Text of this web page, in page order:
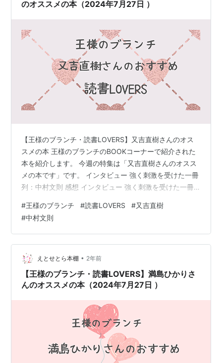
のオススメの本（2024年7月27日 ）
【王様のブランチ・読書LOVERS】又吉直樹さんのオス
スメの本 王様のブランチのBOOKコーナーで紹介された
本を紹介します。 今週の特集は「又吉直樹さんのオスス
メの本です」です。 インタビュー 強く刺激を受けた一冊
列：中村文則 感想 インタビュー 強く刺激を受けた一冊
ん： 気が付いたらすごい長い列に並んでいて、その列が
一体何なのか？が分からなかったり、すごく不思議な世
界から始まる小説なんです。 又吉さん： 「誰かより自分
の方が幸せか？」とか、「あの人が羨ましい」とか、そ
ういう比較されるしんどさってあるじゃないですか。そ
ういうも…
#王様のブランチ #読書LOVERS #又吉直樹
#中村文則
えとせとら本棚 • 2年前
【王様のブランチ・読書LOVERS】満島ひかりさ
んのオススメの本（2024年7月27日 ）